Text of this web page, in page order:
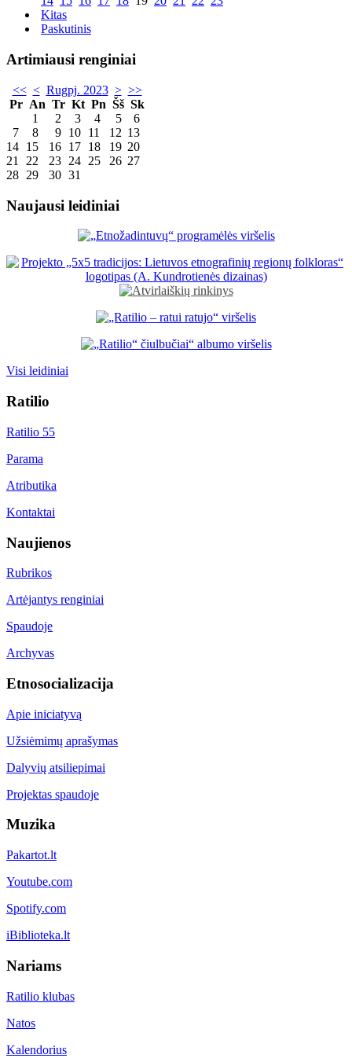
Kitas
Paskutinis
Artimiausi renginiai
<< < Rugpj. 2023 > >>
Pr An Tr Kt Pn Šš Sk
1
2 3 4 5
6
7
8 9 10 11 12 13
14 15 16 17 18 19 20
21
22 23 24 25 26 27
28 29 30 31
Naujausi leidiniai
Visi leidiniai
Ratilio
Ratilio 55
Parama
Atributika
Kontaktai
Naujienos
Rubrikos
Artėjantys renginiai
Spaudoje
Archyvas
Etnosocializacija
Apie iniciatyvą
Užsiėmimų aprašymas
Dalyvių atsiliepimai
Projektas spaudoje
Muzika
Pakartot.lt
Youtube.com
Spotify.com
iBiblioteka.lt
Nariams
Ratilio klubas
Natos
Kalendorius